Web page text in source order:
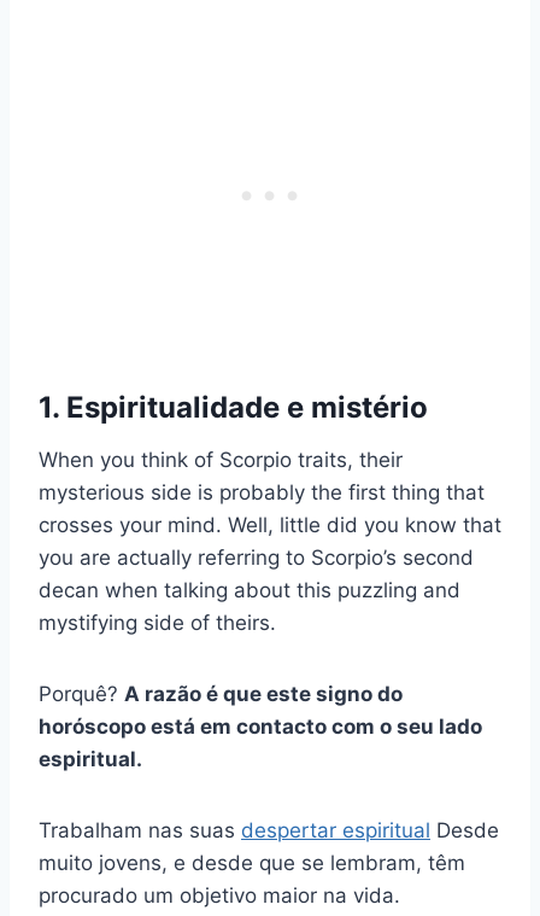
1. Espiritualidade e mistério
When you think of Scorpio traits, their
mysterious side is probably the first thing that
crosses your mind. Well, little did you know that
you are actually referring to Scorpio’s second
decan when talking about this puzzling and
mystifying side of theirs.
Porquê? A razão é que este signo do
horóscopo está em contacto com o seu lado
espiritual.
Trabalham nas suas despertar espiritual Desde
muito jovens, e desde que se lembram, têm
procurado um objetivo maior na vida.